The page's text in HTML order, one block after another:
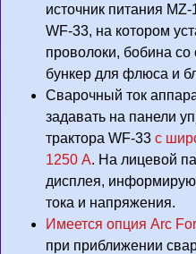
источник питания
WF-33, на котором
проволоки, бобина
бункер для флюса и
Сварочный ток
задавать на панели
трактора WF-33 с
1250 А. На лицевой
дисплея,
тока и напряжения.
Имеется опция Arc
при приближении